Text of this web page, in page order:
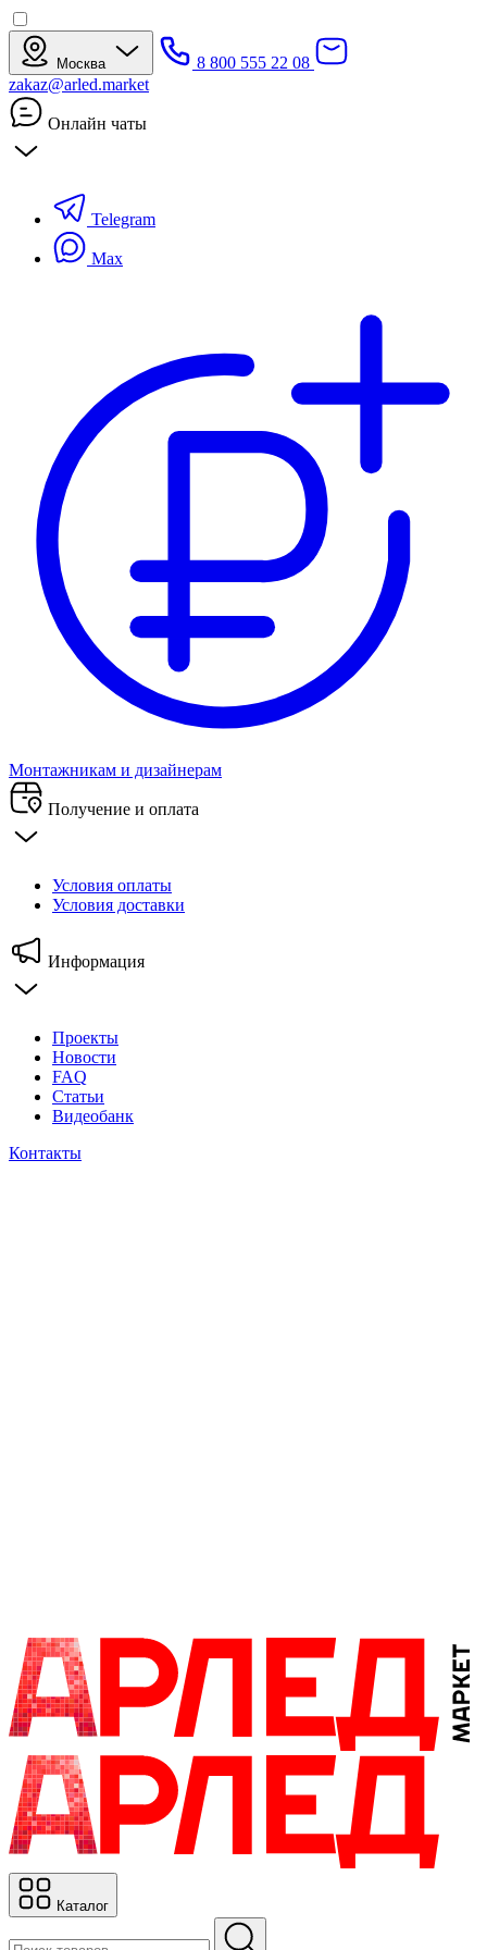
Москва
8 800 555 22 08
zakaz@arled.market
Онлайн чаты
Telegram
Max
Монтажникам и дизайнерам
Получение и оплата
Условия оплаты
Условия доставки
Информация
Проекты
Новости
FAQ
Статьи
Видеобанк
Контакты
Каталог